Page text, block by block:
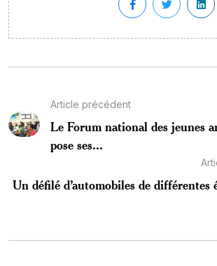
Article précédent
Le Forum national des jeunes
pose ses...
Un défilé d’automobiles de différentes